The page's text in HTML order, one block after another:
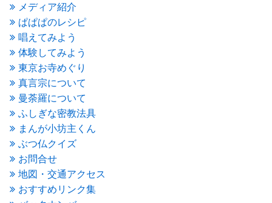
2015年12月(6)
2015年11月 (4)
2015年10月
(4)
2015年9月(3)
2015年8月(4)
2015年7月(4)
2015年6月(3)
2015年5月(1)
2015年4月(1)
2015年3月 (3)
2015年2月(3)
2015年1月(1)
2014年12月
2014年9月(1)
2014年5月 (1)
2014年4月
メディア紹介
ぱぱぱのレシピ
唱えてみよう
体験してみよう
東京お寺めぐり
真言宗について
曼荼羅について
ふしぎな密教法具
まんが小坊主くん
ぶつ仏クイズ
お問合せ
地図・交通アクセス
おすすめリンク集